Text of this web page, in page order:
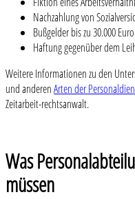
Nachzahlung von
Bußgelder bis zu 30.000
Haftung gegenüber dem
Weitere Informationen zu den
und anderenArten der
Zeitarbeit-rechtsanwalt.
Was
müssen